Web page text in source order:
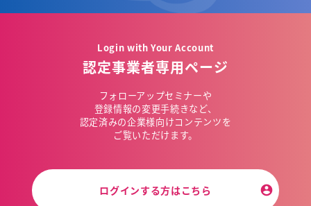
Login with Your Account
認定事業者専用ページ
フォローアップセミナーや
登録情報の変更手続きなど、
認定済みの企業様向けコンテンツを
ご覧いただけます。
ログインする方はこちら